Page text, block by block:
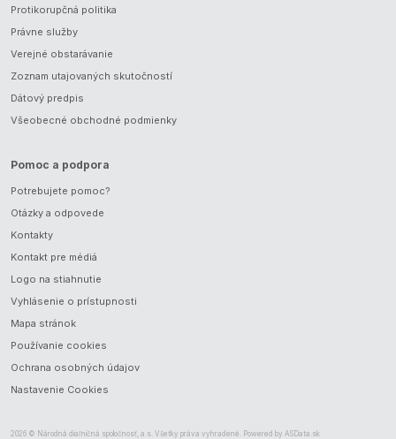
Protikorupčná politika
Právne služby
Verejné obstarávanie
Zoznam utajovaných skutočností
Dátový predpis
Všeobecné obchodné podmienky
Pomoc a podpora
Potrebujete pomoc?
Otázky a odpovede
Kontakty
Kontakt pre médiá
Logo na stiahnutie
Vyhlásenie o prístupnosti
Mapa stránok
Používanie cookies
Ochrana osobných údajov
Nastavenie Cookies
2026 © Národná diaľničná spoločnosť, a.s. Všetky práva vyhradené. Powered by ASData.sk